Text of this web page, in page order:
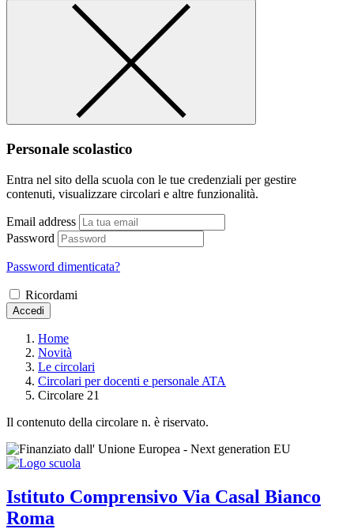
Personale scolastico
Entra nel sito della scuola con le tue credenziali per gestire
contenuti, visualizzare circolari e altre funzionalità.
Email address
Password
Password dimenticata?
Ricordami
Accedi
Home
Novità
Le circolari
Circolari per docenti e personale ATA
Circolare 21
Il contenuto della circolare n. è riservato.
Istituto Comprensivo Via Casal Bianco
Roma